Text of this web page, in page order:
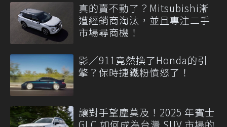
真的賣不動了？Mitsubishi漸
遭經銷商淘汰，並且專注二手
市場尋商機！
影／911竟然換了Honda的引
擎？保時捷鐵粉憤怒了！
讓對手望塵莫及！2025 年賓士
GLC 如何成為台灣 SUV 市場的